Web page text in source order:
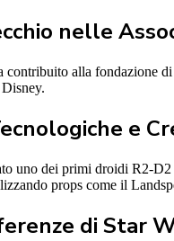
nelle
contribuito alla fondazione
e
uno dei primi droidi R2-D2
props come il
di Star